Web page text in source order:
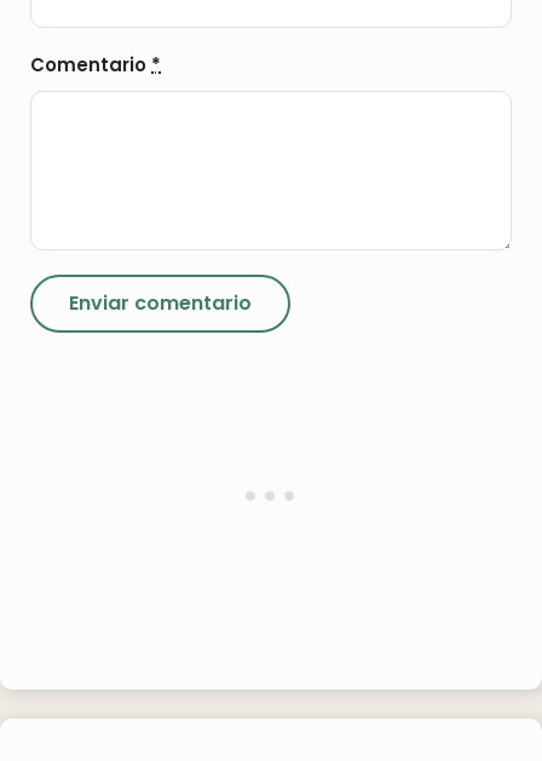
Comentario *